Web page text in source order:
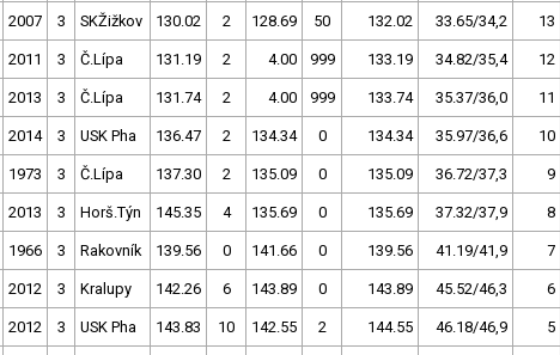
2007 3 SKŽižkov 130.02 2 128.69 50 132.02 33.65/34,2 13
2011 3 Č.Lípa 131.19 2 4.00 999 133.19 34.82/35,4 12
2013 3 Č.Lípa 131.74 2 4.00 999 133.74 35.37/36,0 11
2014 3 USK Pha 136.47 2 134.34 0 134.34 35.97/36,6 10
1973 3 Č.Lípa 137.30 2 135.09 0 135.09 36.72/37,3 9
2013 3 Horš.Týn 145.35 4 135.69 0 135.69 37.32/37,9 8
1966 3 Rakovník 139.56 0 141.66 0 139.56 41.19/41,9 7
2012 3 Kralupy 142.26 6 143.89 0 143.89 45.52/46,3 6
2012 3 USK Pha 143.83 10 142.55 2 144.55 46.18/46,9 5